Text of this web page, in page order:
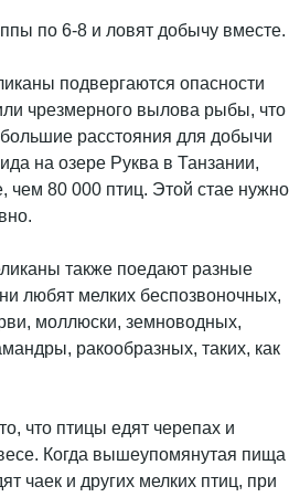
по 6-8 и ловят добычу вместе.
подвергаются опасности
чрезмерного вылова рыбы, что
расстояния для добычи
на озере Руква в Танзании,
чем 80 000 птиц. Этой стае нужно
также поедают разные
любят мелких беспозвоночных,
моллюски, земноводных,
ракообразных, таких, как
что птицы едят черепах и
Когда вышеупомянутая пища
чаек и других мелких птиц, при